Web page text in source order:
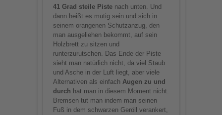
41 Grad steile Pistenach unten. Und
dann heißt es mutig sein und sich in
seinem orangenen Schutzanzug, den
man ausgeliehen bekommt, auf sein
Holzbrett zu sitzen und
runterzurutschen. Das Ende der Piste
sieht man natürlich nicht, da viel Staub
und Asche in der Luft liegt, aber viele
Alternativen als einfach Augen zu und
durch hat man in diesem Moment nicht.
Bremsen tut man indem man seinen
Fuß in dem schwarzen Geröll verankert,